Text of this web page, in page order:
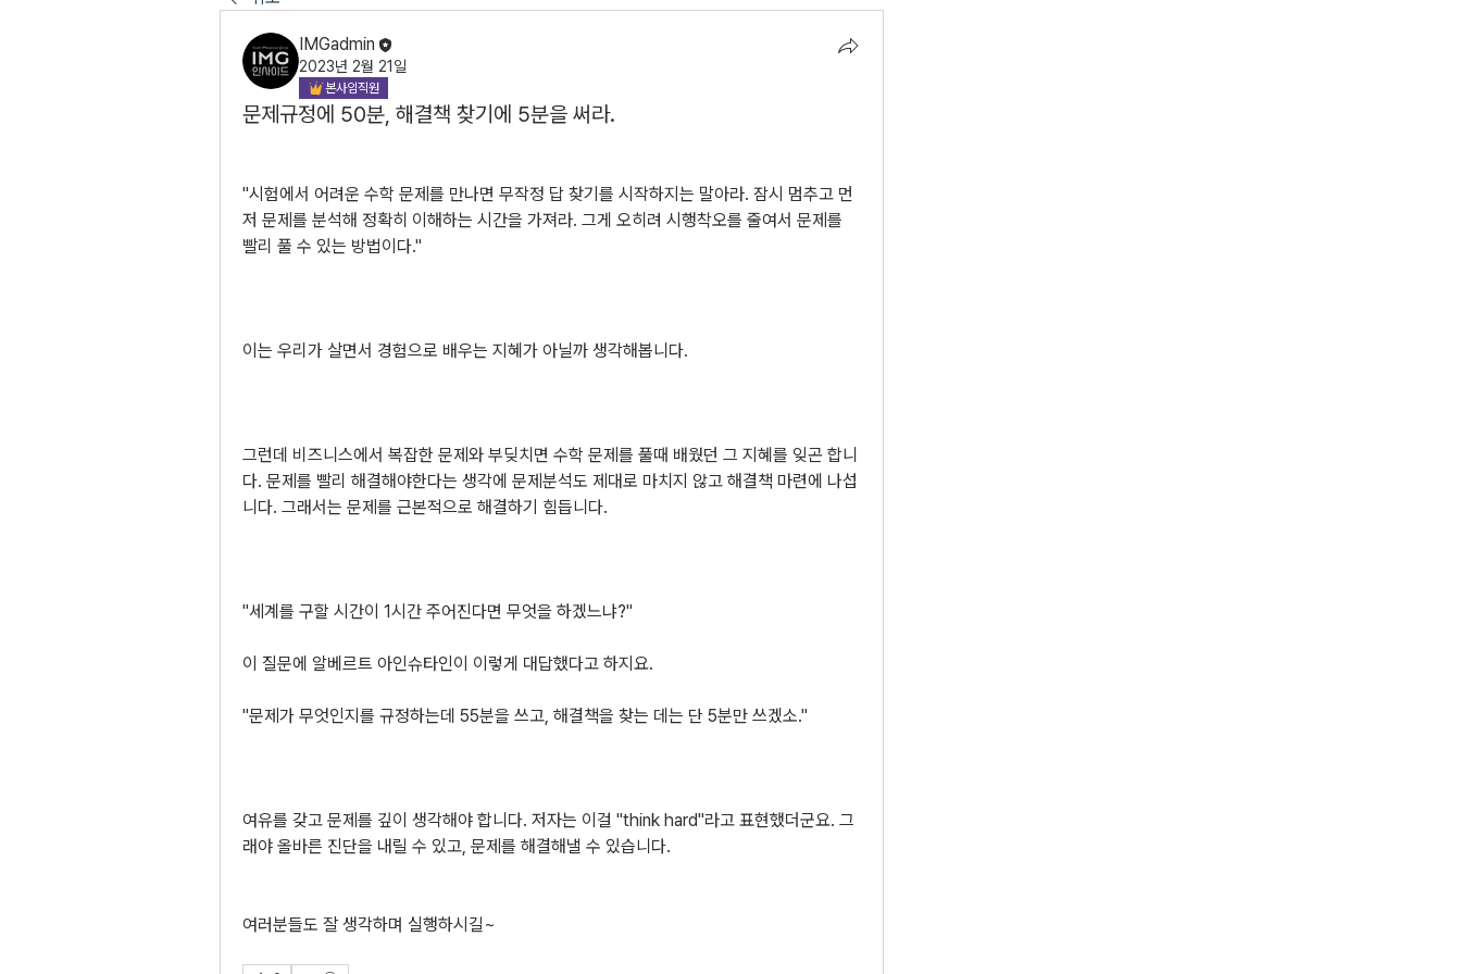
IMGadmin
2023년 2월 21일
본사임직원
문제규정에 50분, 해결책 찾기에 5분을 써라.
"시험에서 어려운 수학 문제를 만나면 무작정 답 찾기를 시작하지는 말아라. 잠시 멈추고 먼
저 문제를 분석해 정확히 이해하는 시간을 가져라. 그게 오히려 시행착오를 줄여서 문제를
빨리 풀 수 있는 방법이다."
이는 우리가 살면서 경험으로 배우는 지혜가 아닐까 생각해봅니다.
그런데 비즈니스에서 복잡한 문제와 부딪치면 수학 문제를 풀때 배웠던 그 지혜를 잊곤 합니
다. 문제를 빨리 해결해야한다는 생각에 문제분석도 제대로 마치지 않고 해결책 마련에 나섭
니다. 그래서는 문제를 근본적으로 해결하기 힘듭니다.
"세계를 구할 시간이 1시간 주어진다면 무엇을 하겠느냐?"
이 질문에 알베르트 아인슈타인이 이렇게 대답했다고 하지요.
"문제가 무엇인지를 규정하는데 55분을 쓰고, 해결책을 찾는 데는 단 5분만 쓰겠소."
여유를 갖고 문제를 깊이 생각해야 합니다. 저자는 이걸 "think hard"라고 표현했더군요. 그
래야 올바른 진단을 내릴 수 있고, 문제를 해결해낼 수 있습니다.
여러분들도 잘 생각하며 실행하시길~